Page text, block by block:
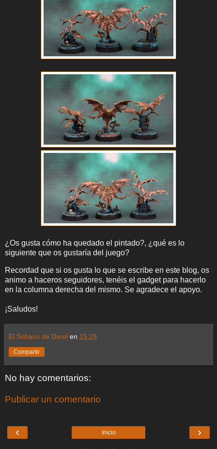
¿Os gusta cómo ha quedado el pintado?, ¿qué es lo
siguiente que os gustaría del juego?
Recordad que si os gusta lo que se escribe en este blog, os
animo a haceros seguidores, tenéis el gadget para hacerlo
en la columna derecha del mismo. Se agradece el apoyo.
¡Saludos!
El Sobaco de Darel en 15:28
Compartir
No hay comentarios:
Publicar un comentario
‹ ›
Inicio